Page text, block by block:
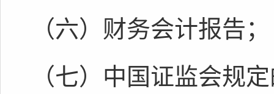
（六）财务会计报告；
（七）中国证监会规